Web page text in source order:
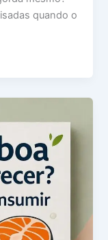
quando o